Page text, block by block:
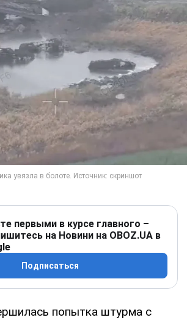
первыми в курсе главного –
на Новини на OBOZ.UA в
Подписаться
попытка штурма с